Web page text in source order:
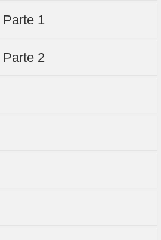
1
2